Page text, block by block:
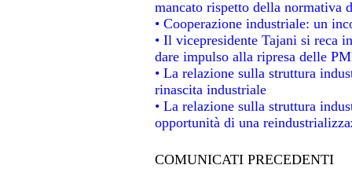
mancato rispetto della normativa
• Cooperazione industriale: un
• Il vicepresidente Tajani si reca
dare impulso alla ripresa delle
• La relazione sulla struttura
rinascita industriale
• La relazione sulla struttura
opportunità di una
COMUNICATI PRECEDENTI